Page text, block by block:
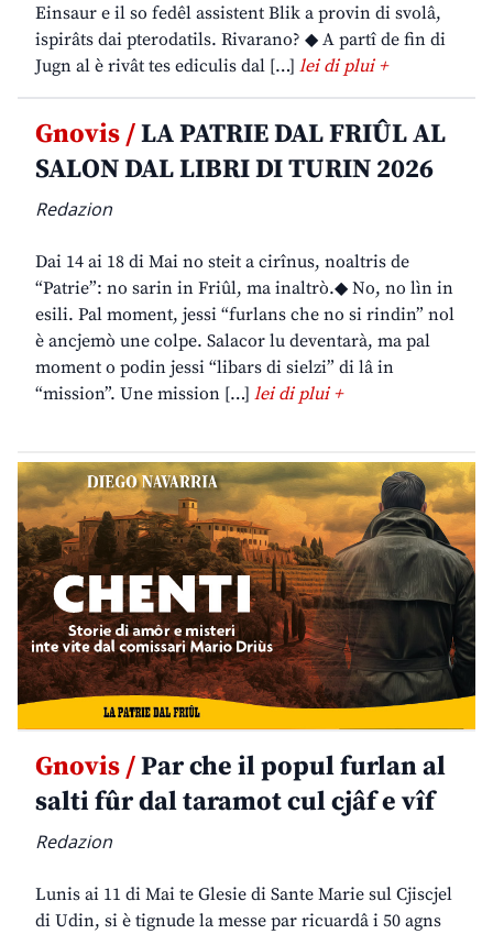
Einsaur e il so fedêl assistent Blik a provin di svolâ,
ispirâts dai pterodatils. Rivarano? ◆ A partî de fin di
Jugn al è rivât tes ediculis dal […] lei di plui +
Gnovis /LA PATRIE DAL FRIÛL AL
SALON DAL LIBRI DI TURIN 2026
Redazion
Dai 14 ai 18 di Mai no steit a cirînus, noaltris de
“Patrie”: no sarin in Friûl, ma inaltrò.◆ No, no lìn in
esili. Pal moment, jessi “furlans che no si rindin” nol
è ancjemò une colpe. Salacor lu deventarà, ma pal
moment o podin jessi “libars di sielzi” di lâ in
“mission”. Une mission […] lei di plui +
Gnovis /Par che il popul furlan al
salti fûr dal taramot cul cjâf e vîf
Redazion
Lunis ai 11 di Mai te Glesie di Sante Marie sul Cjiscjel
di Udin, si è tignude la messe par ricuardâ i 50 agns